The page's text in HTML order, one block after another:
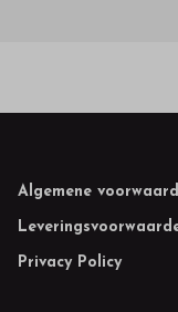
Footer
Algemene
Privacy Policy